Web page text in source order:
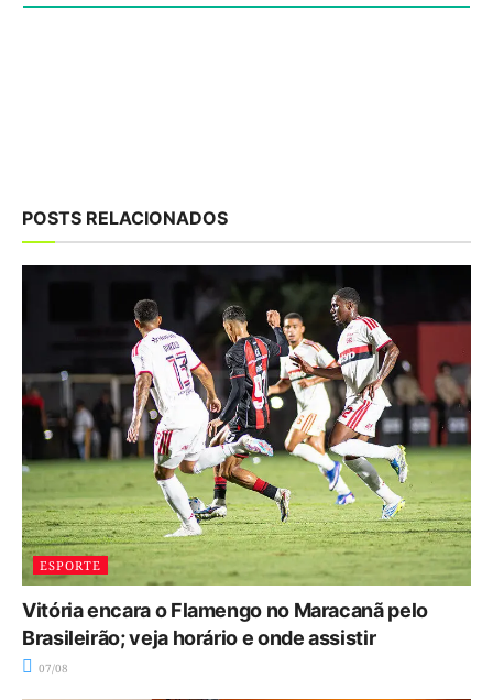
POSTS RELACIONADOS
ESPORTE
Vitória encara o Flamengo no Maracanã pelo
Brasileirão; veja horário e onde assistir
07/08